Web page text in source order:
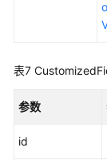
管
表7
参数
id